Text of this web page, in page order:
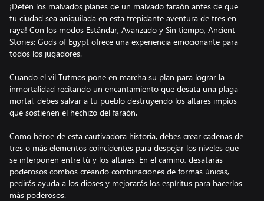
¡Detén los malvados planes de un malvado faraón antes de que
tu ciudad sea aniquilada en esta trepidante aventura de tres en
raya! Con los modos Estándar, Avanzado y Sin tiempo, Ancient
Stories: Gods of Egypt ofrece una experiencia emocionante para
todos los jugadores.
Cuando el vil Tutmos pone en marcha su plan para lograr la
inmortalidad recitando un encantamiento que desata una plaga
mortal, debes salvar a tu pueblo destruyendo los altares impíos
que sostienen el hechizo del faraón.
Como héroe de esta cautivadora historia, debes crear cadenas de
tres o más elementos coincidentes para despejar los niveles que
se interponen entre tú y los altares. En el camino, desatarás
poderosos combos creando combinaciones de formas únicas,
pedirás ayuda a los dioses y mejorarás los espíritus para hacerlos
más poderosos.